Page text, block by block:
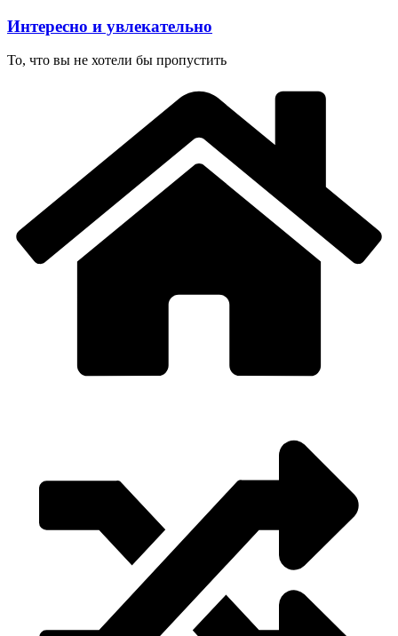
Перейти
содержимому
Интересно и увлекательно
То, что вы не хотели бы пропустить